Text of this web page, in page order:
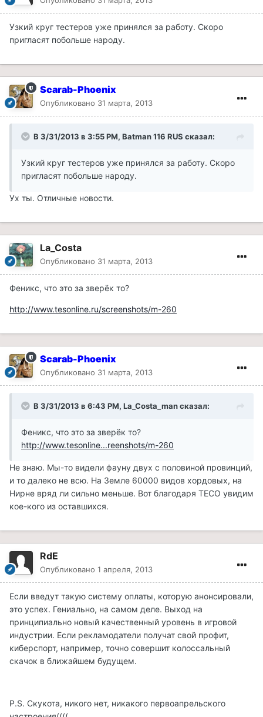
Узкий круг тестеров уже принялся за работу. Скоро
пригласят побольше народу.
Scarab-Phoenix
Опубликовано 31 марта, 2013
В 3/31/2013 в 3:55 PM, Batman 116 RUS сказал:
Узкий круг тестеров уже принялся за работу. Скоро
пригласят побольше народу.
Ух ты. Отличные новости.
La_Costa
Опубликовано 31 марта, 2013
Феникс, что это за зверёк то?
http://www.tesonline.ru/screenshots/m-260
Scarab-Phoenix
Опубликовано 31 марта, 2013
В 3/31/2013 в 6:43 PM, La_Costa_man сказал:
Феникс, что это за зверёк то?
http://www.tesonline...reenshots/m-260
Не знаю. Мы-то видели фауну двух с половиной провинций,
и то далеко не всю. На Земле 60000 видов хордовых, на
Нирне вряд ли сильно меньше. Вот благодаря ТЕСО увидим
кое-кого из оставшихся.
RdE
Опубликовано 1 апреля, 2013
Если введут такую систему оплаты, которую анонсировали,
это успех. Гениально, на самом деле. Выход на
принципиально новый качественный уровень в игровой
индустрии. Если рекламодатели получат свой профит,
киберспорт, например, точно совершит колоссальный
скачок в ближайшем будущем.
P.S. Скукота, никого нет, никакого первоапрельского